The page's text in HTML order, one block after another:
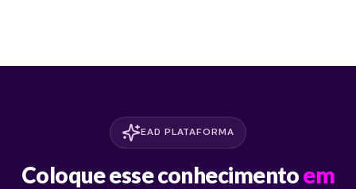
EAD PLATAFORMA
Coloque esse conhecimentoem